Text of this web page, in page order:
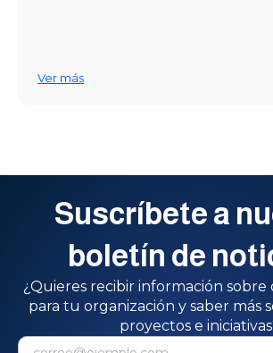
Ver más
Suscríbete a
boletín de
¿Quieres recibir información
para tu organización y saber más
proyectos e